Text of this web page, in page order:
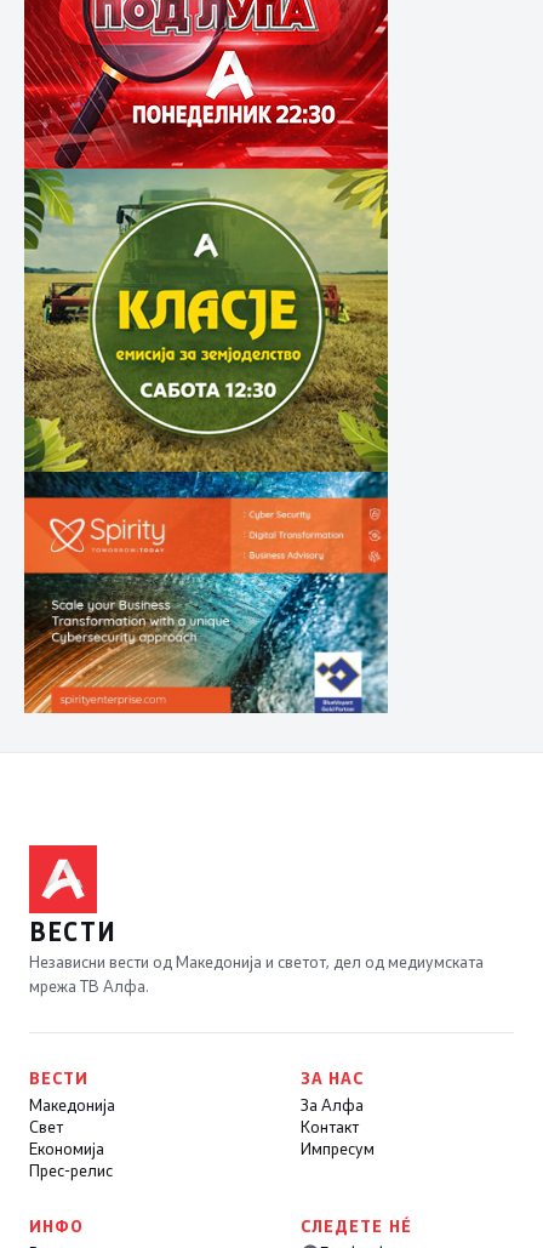
ВЕСТИ
Независни вести од Македонија и светот, дел од медиумската
мрежа ТВ Алфа.
ВЕСТИ
Македонија
Свет
Економија
Прес-релис
ЗА НАС
За Алфа
Контакт
Импресум
ИНФО
СЛЕДЕТЕ НÉ